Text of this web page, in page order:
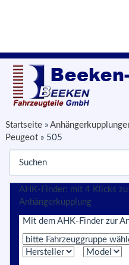
Startseite »
Peugeot » 505
AHK-Finder: mit 4 Klicks zu
Anhängerkupplung
Mit dem AHK-Finder zur